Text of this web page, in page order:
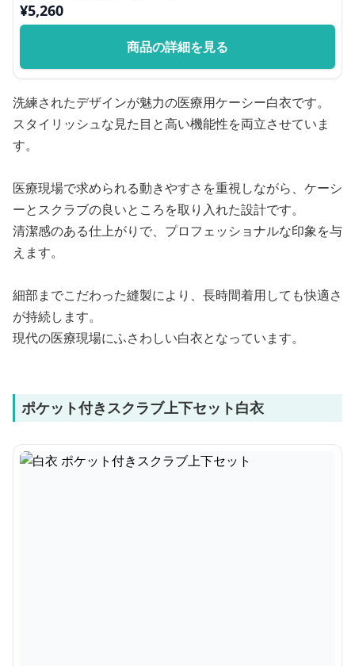
¥5,260
商品の詳細を見る
洗練されたデザインが魅力の医療用ケーシー白衣です。
スタイリッシュな見た目と高い機能性を両立させていま
す。
医療現場で求められる動きやすさを重視しながら、ケーシ
ーとスクラブの良いところを取り入れた設計です。
清潔感のある仕上がりで、プロフェッショナルな印象を与
えます。
細部までこだわった縫製により、長時間着用しても快適さ
が持続します。
現代の医療現場にふさわしい白衣となっています。
ポケット付きスクラブ上下セット白衣